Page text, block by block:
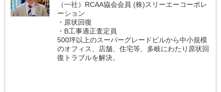
（一社）RCAA協会会員 (株)スリーエーコーポレ
ーション
・原状回復
・B工事適正査定員
500坪以上のスーパーグレードビルから中小規模
のオフィス、店舗、住宅等、多岐にわたり原状回
復トラブルを解決。